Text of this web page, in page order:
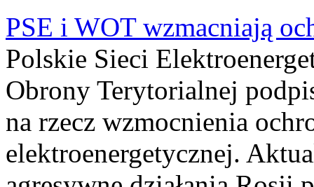
PSE i WOT wzmacniają
Polskie Sieci
Obrony Terytorialnej
na rzecz wzmocnienia
elektroenergetycznej.